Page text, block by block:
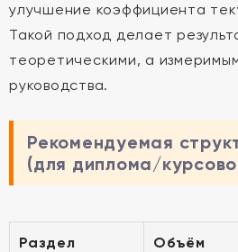
улучшение коэффициента
Такой подход делает
теоретическими, а
руководства.
Рекомендуемая
(для диплома/
Раздел
Объём